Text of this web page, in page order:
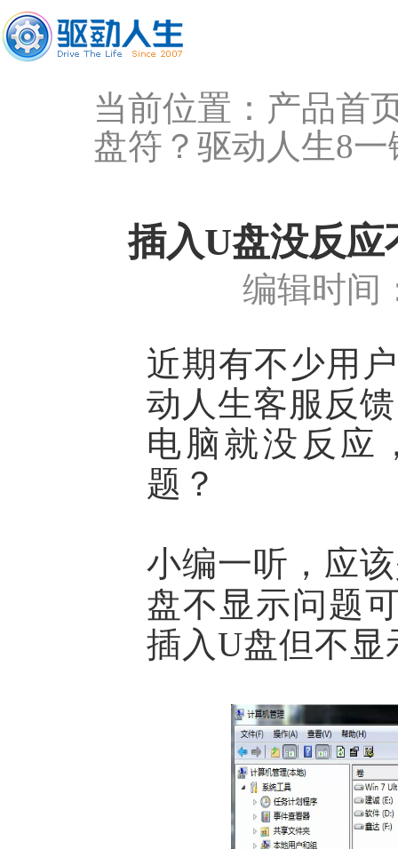
当前位置： 产品首
盘符？驱动人生8
插入U盘没反应
编辑时间
近期有不少用
动人生客服反
电脑就没反应
题？
小编一听，应
盘不显示问题
插入U盘但不